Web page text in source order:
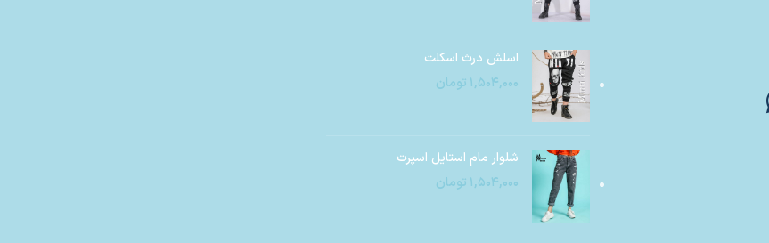
اسلش درث اسکلت
۱,۵۰۴,۰۰۰ تومان
شلوار مام استایل اسپرت
۱,۵۰۴,۰۰۰ تومان